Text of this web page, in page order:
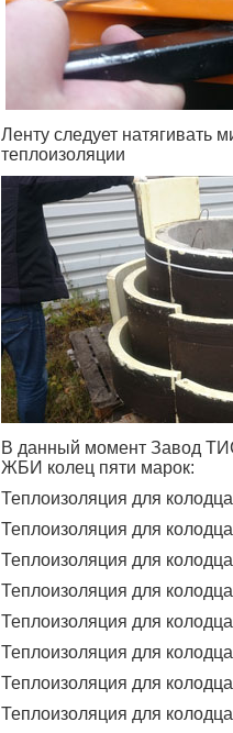
Ленту следует натягивать
теплоизоляции
В данный момент Завод
ЖБИ колец пяти марок:
Теплоизоляция для
Теплоизоляция для
Теплоизоляция для
Теплоизоляция для
Теплоизоляция для
Теплоизоляция для
Теплоизоляция для
Теплоизоляция для